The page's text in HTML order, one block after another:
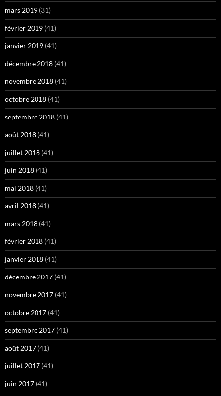
mars 2019 (31)
février 2019 (41)
janvier 2019 (41)
décembre 2018 (41)
novembre 2018 (41)
octobre 2018 (41)
septembre 2018 (41)
août 2018 (41)
juillet 2018 (41)
juin 2018 (41)
mai 2018 (41)
avril 2018 (41)
mars 2018 (41)
février 2018 (41)
janvier 2018 (41)
décembre 2017 (41)
novembre 2017 (41)
octobre 2017 (41)
septembre 2017 (41)
août 2017 (41)
juillet 2017 (41)
juin 2017 (41)